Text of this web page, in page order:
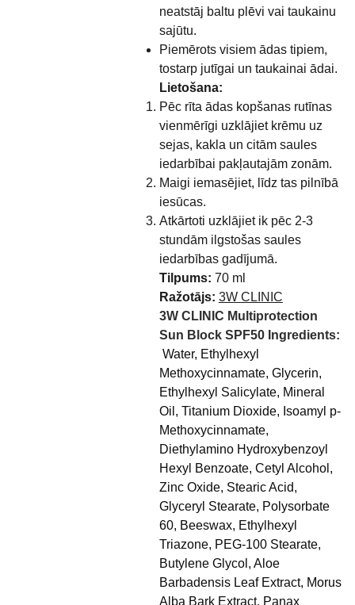
neatstāj baltu plēvi vai taukainu
sajūtu.
Piemērots visiem ādas tipiem,
tostarp jutīgai un taukainai ādai.
Lietošana:
Pēc rīta ādas kopšanas rutīnas
vienmērīgi uzklājiet krēmu uz
sejas, kakla un citām saules
iedarbībai pakļautajām zonām.
Maigi iemasējiet, līdz tas pilnībā
iesūcas.
Atkārtoti uzklājiet ik pēc 2-3
stundām ilgstošas saules
iedarbības gadījumā.
Tilpums: 70 ml
Ražotājs: 3W CLINIC
3W CLINIC Multiprotection
Sun Block SPF50 Ingredients:
Water, Ethylhexyl
Methoxycinnamate, Glycerin,
Ethylhexyl Salicylate, Minеral
Oil, Titаnium Dioxide, Isoamyl p-
Methoxycinnamate,
Diethylamino Hydroxybenzoyl
Hexyl Benzoate, Cetyl Alcohol,
Zinc Oxide, Stearic Acid,
Glyceryl Stearate, Polysorbate
60, Beeswax, Ethylhexyl
Triazone, PEG-100 Stearate,
Butylene Glycol, Aloe
Barbadensis Leaf Extract, Morus
Alba Bark Extract, Panax